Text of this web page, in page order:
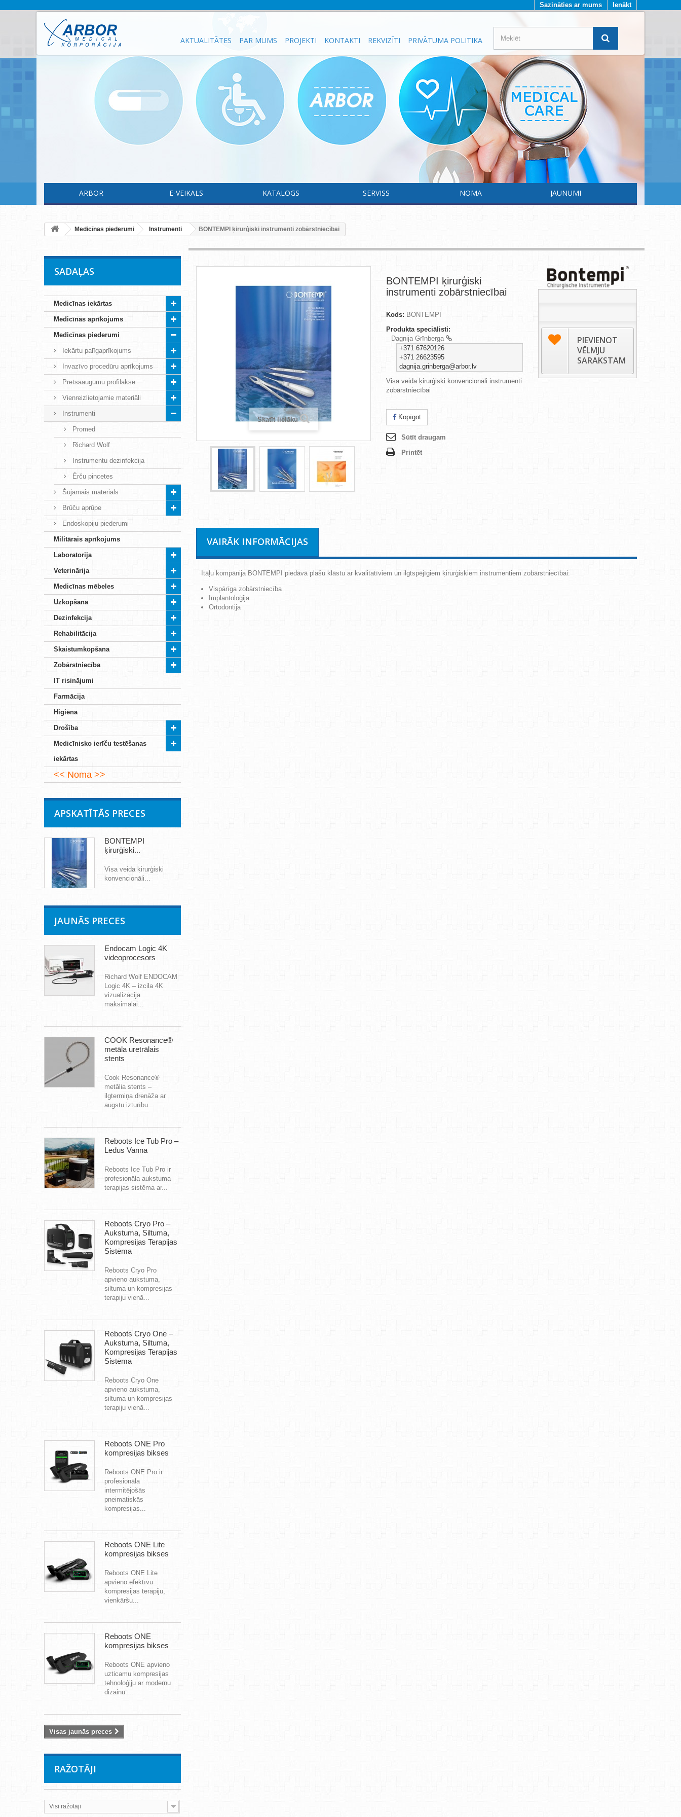
Ienākt
Sazināties ar mums
AKTUALITĀTES PAR MUMS PROJEKTI KONTAKTI REKVIZĪTI PRIVĀTUMA POLITIKA
ARBOR E-VEIKALS KATALOGS SERVISS NOMA JAUNUMI
Medicīnas piederumi Instrumenti BONTEMPI ķirurģiski instrumenti zobārstniecībai
SADAĻAS
Medicīnas iekārtas
Medicīnas aprīkojums
Medicīnas piederumi
Iekārtu palīgaprīkojums
Invazīvo procedūru aprīkojums
Pretsaaugumu profilakse
Vienreizlietojamie materiāli
Instrumenti
Promed
Richard Wolf
Instrumentu dezinfekcija
Ērču pincetes
Šujamais materiāls
Brūču aprūpe
Endoskopiju piederumi
Militārais aprīkojums
Laboratorija
Veterinārija
Medicīnas mēbeles
Uzkopšana
Dezinfekcija
Rehabilitācija
Skaistumkopšana
Zobārstniecība
IT risinājumi
Farmācija
Higiēna
Drošība
Medicīnisko ierīču testēšanas
iekārtas
Noma
APSKATĪTĀS PRECES
BONTEMPI
ķirurģiski...
Visa veida ķirurģiski
konvencionāli...
JAUNĀS PRECES
Endocam Logic 4K
videoprocesors
Richard Wolf ENDOCAM
Logic 4K – izcila 4K
vizualizācija
maksimālai...
COOK Resonance®
metāla uretrālais
stents
Cook Resonance®
metālia stents –
ilgtermiņa drenāža ar
augstu izturību...
Reboots Ice Tub Pro –
Ledus Vanna
Reboots Ice Tub Pro ir
profesionāla aukstuma
terapijas sistēma ar...
Reboots Cryo Pro –
Aukstuma, Siltuma,
Kompresijas Terapijas
Sistēma
Reboots Cryo Pro
apvieno aukstuma,
siltuma un kompresijas
terapiju vienā...
Reboots Cryo One –
Aukstuma, Siltuma,
Kompresijas Terapijas
Sistēma
Reboots Cryo One
apvieno aukstuma,
siltuma un kompresijas
terapiju vienā...
Reboots ONE Pro
kompresijas bikses
Reboots ONE Pro ir
profesionāla
intermitējošās
pneimatiskās
kompresijas...
Reboots ONE Lite
kompresijas bikses
Reboots ONE Lite
apvieno efektīvu
kompresijas terapiju,
vienkāršu...
Reboots ONE
kompresijas bikses
Reboots ONE apvieno
uzticamu kompresijas
tehnoloģiju ar modernu
dizainu....
Visas jaunās preces
RAŽOTĀJI
Visi ražotāji
Skatīt lielāku
BONTEMPI ķirurģiski
instrumenti zobārstniecībai
Kods: BONTEMPI
Produkta speciālisti:
Dagnija Grīnberga
+371 67620126
+371 26623595
dagnija.grinberga@arbor.lv
Visa veida ķirurģiski konvencionāli instrumenti
zobārstniecībai
Kopīgot
Sūtīt draugam
Printēt
PIEVIENOT
VĒLMJU
SARAKSTAM
VAIRĀK INFORMĀCIJAS
Itāļu kompānija BONTEMPI piedāvā plašu klāstu ar kvalitatīviem un ilgtspējīgiem ķirurģiskiem instrumentiem zobārstniecībai:
Vispārīga zobārstniecība
Implantoloģija
Ortodontija